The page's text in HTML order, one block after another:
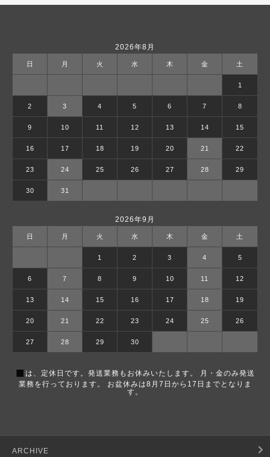
2026年8月
日 月 火 水 木 金 土
1
2 3 4 5 6 7 8
9 10 11 12 13 14 15
16 17 18 19 20 21 22
23 24 25 26 27 28 29
30 31
2026年9月
日 月 火 水 木 金 土
1 2 3 4 5
6 7 8 9 10 11 12
13 14 15 16 17 18 19
20 21 22 23 24 25 26
27 28 29 30
■ は、定休日です。発送業務もお休みいたします。 月・金のみ発送
業務を行っております。 お盆休みは8月7日から17日までとなりま
す。
ARCHIVE